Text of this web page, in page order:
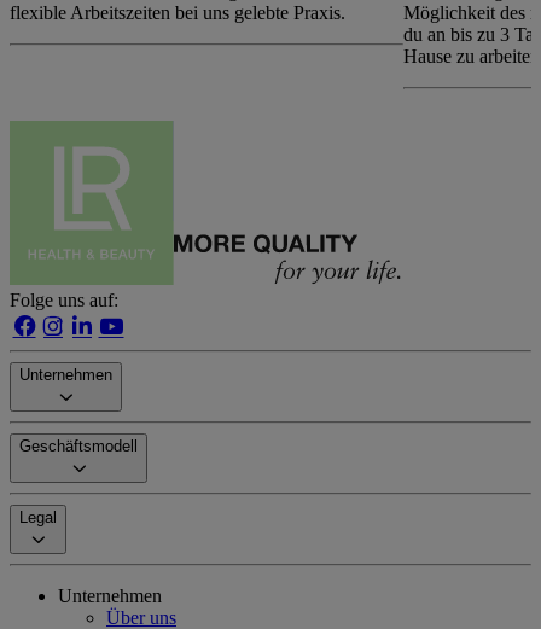
flexible Arbeitszeiten bei uns gelebte Praxis.
Möglichkeit des
du an bis zu 3
Hause zu
Folge uns auf:
Unternehmen
Geschäftsmodell
Legal
Unternehmen
Über uns